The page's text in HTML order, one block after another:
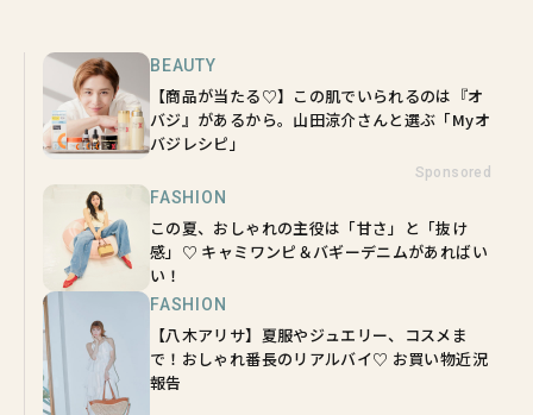
BEAUTY
【商品が当たる♡】この肌でいられるのは『オ
バジ』があるから。山田涼介さんと選ぶ「Myオ
バジレシピ」
Sponsored
FASHION
この夏、おしゃれの主役は「甘さ」と「抜け
感」♡ キャミワンピ＆バギーデニムがあればい
い！
FASHION
【八木アリサ】夏服やジュエリー、コスメま
で！おしゃれ番長のリアルバイ♡ お買い物近況
報告